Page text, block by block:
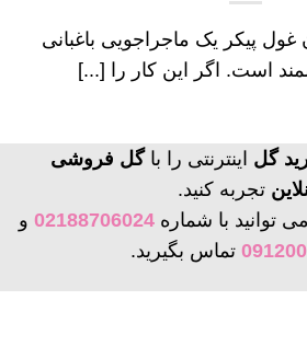
غول پیکر یک ماجراجویی باغبانی
است. اگر این کار را [...]
گل اینترنتی را باگل فروشی
تجربه کنید.
توانید با شماره 02188706024 و
تماس بگیرید.